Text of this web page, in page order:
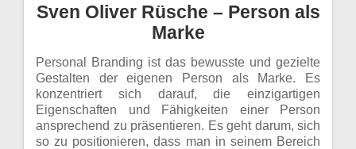
Sven Oliver Rüsche – Person als
Marke
Personal Branding ist das bewusste und gezielte
Gestalten der eigenen Person als Marke. Es
konzentriert sich darauf, die einzigartigen
Eigenschaften und Fähigkeiten einer Person
ansprechend zu präsentieren. Es geht darum, sich
so zu positionieren, dass man in seinem Bereich